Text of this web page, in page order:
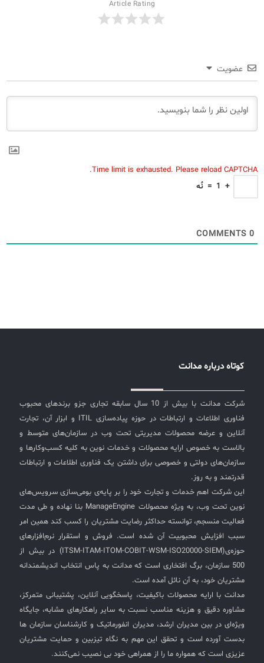
Article Rating
عضویت
Time limit is exhausted. Please reload CAPTCHA.
+
1
= نُه
0
کوتاه درباره مدانت
شرکت مدانت با بیش از 10 سال سابقه تجاری جزو برندهای محبوب
فناوری اطلاعات و ارتباطات در حوزه پیاده‌سازی ITIL و ابزار آن، تجارت
آنلاین و عرضه محصولات مدیریتی تحت وب در سازمان‌های متوسط و
بالاست به خصوص ارایه محصولات و خدمات نوین به کلیه کسب‌وکارها و
سازمان‌های دولتی و خصوصی برای داشتن یک فناوری اطلاعات و ارتباطات
قدرتمند و به روز.
این شرکت اهم خدمات و تجارت خود را بر پایه‌ی بومی‌سازی سرویس‌های
نوین تحت وب، به ویژه محصولات ManageEngine بنا نهاده و طی مدت
فعالیت منسجم، توانسته حداکثر رضایت مشتریان را کسب کند همین امر
سبب افزایش محبوبیت آن شده است. فروش و استقرار نرم‌افزارهای
حوزه‌ی(ITSM-ITAM-ITOM-COBIT-WSM-ISO20000-SIEM) در بیش از
500 سازمان، برگ افتخاری است که مدانت به پاس انتخاب اندیشمندانه
مشتریان خود، به آن نائل آمده است.
مدانت با ارایه محصولات باکیفیت، پاسخگویی آنلاین، پشتیبانی متمرکز،
مشاوره دقیق و هزینه مناسب نسبت به سایر راهکارهای مشابه، جایگاه
ویژه‌ای در بین مدیران ارشد، مدیران انفورماتیک و کارشناسان سازمان ها
بدست آورده است و تحقق این مهم به نگاه تیزبین و حمایت مشتریان
عزیزی است که همواره ما را از همراهی خود بی نصیب نمی‌کنند.